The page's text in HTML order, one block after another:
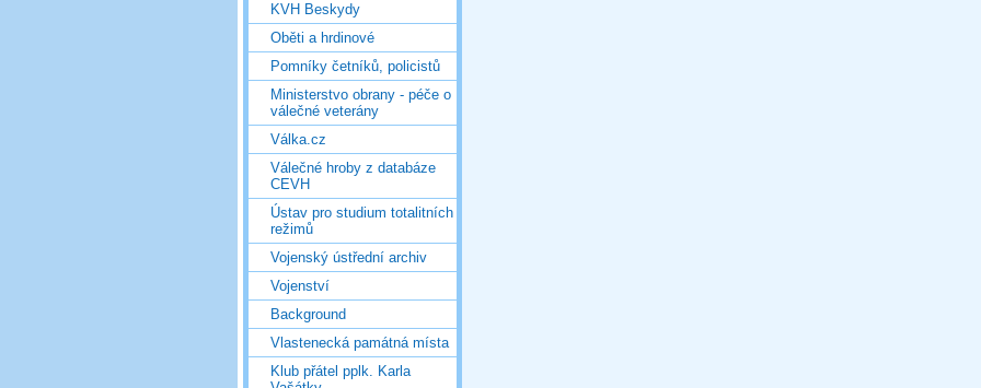
KVH Beskydy
Oběti a hrdinové
Pomníky četníků, policistů
Ministerstvo obrany - péče o
válečné veterány
Válka.cz
Válečné hroby z databáze
CEVH
Ústav pro studium totalitních
režimů
Vojenský ústřední archiv
Vojenství
Background
Vlastenecká památná místa
Klub přátel pplk. Karla